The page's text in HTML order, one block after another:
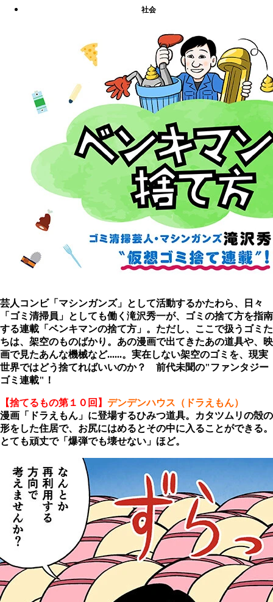
社会
芸人コンビ「マシンガンズ」として活動するかたわら、日々
「ゴミ清掃員」としても働く滝沢秀一が、ゴミの捨て方を指南
する連載「ベンキマンの捨て方」。ただし、ここで扱うゴミた
ちは、架空のものばかり。あの漫画で出てきたあの道具や、映
画で見たあんな機械など......。実在しない架空のゴミを、現実
世界ではどう捨てればいいのか？ 前代未聞の"ファンタジー
ゴミ連載"！
【捨てるもの第１０回】 デンデンハウス（ドラえもん）
漫画「ドラえもん」に登場するひみつ道具。カタツムリの殻の
形をした住居で、お尻にはめるとその中に入ることができる。
とても頑丈で「爆弾でも壊せない」ほど。